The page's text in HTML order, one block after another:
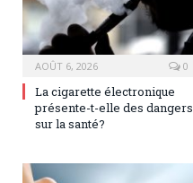
AOÛT 6, 2026 0
La cigarette électronique
présente-t-elle des dangers
sur la santé?